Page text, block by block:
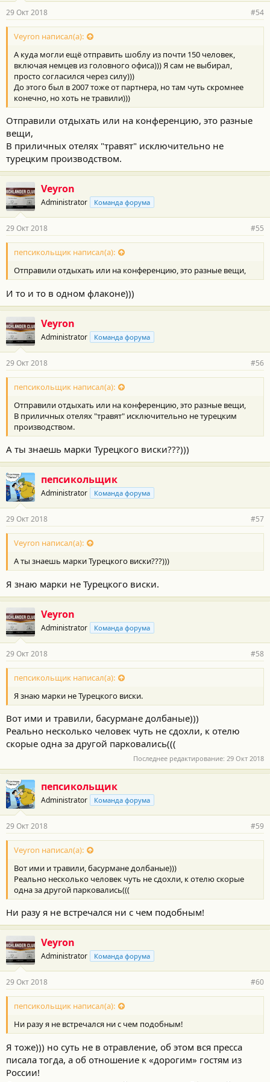
29 Окт 2018 #54
Veyron написал(а):
А куда могли ещё отправить шоблу из почти 150 человек,
включая немцев из головного офиса))) Я сам не выбирал,
просто согласился через силу)))
До этого был в 2007 тоже от партнера, но там чуть скромнее
конечно, но хоть не травили)))
Отправили отдыхать или на конференцию, это разные
вещи,
В приличных отелях "травят" исключительно не
турецким производством.
Veyron
Administrator Команда форума
29 Окт 2018 #55
пепсикольщик написал(а):
Отправили отдыхать или на конференцию, это разные вещи,
И то и то в одном флаконе)))
Veyron
Administrator Команда форума
29 Окт 2018 #56
пепсикольщик написал(а):
Отправили отдыхать или на конференцию, это разные вещи,
В приличных отелях "травят" исключительно не турецким
производством.
А ты знаешь марки Турецкого виски???)))
пепсикольщик
Administrator Команда форума
29 Окт 2018 #57
Veyron написал(а):
А ты знаешь марки Турецкого виски???)))
Я знаю марки не Турецкого виски.
Veyron
Administrator Команда форума
29 Окт 2018 #58
пепсикольщик написал(а):
Я знаю марки не Турецкого виски.
Вот ими и травили, басурмане долбаные)))
Реально несколько человек чуть не сдохли, к отелю
скорые одна за другой парковались(((
Последнее редактирование: 29 Окт 2018
пепсикольщик
Administrator Команда форума
29 Окт 2018 #59
Veyron написал(а):
Вот ими и травили, басурмане долбаные)))
Реально несколько человек чуть не сдохли, к отелю скорые
одна за другой парковались(((
Ни разу я не встречался ни с чем подобным!
Veyron
Administrator Команда форума
29 Окт 2018 #60
пепсикольщик написал(а):
Ни разу я не встречался ни с чем подобным!
Я тоже))) но суть не в отравление, об этом вся пресса
писала тогда, а об отношение к «дорогим» гостям из
России!